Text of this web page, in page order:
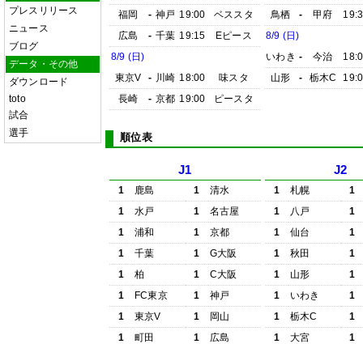
プレスリリース
ニュース
ブログ
データ・その他
ダウンロード
toto
試合
選手
福岡
- 神戸 19:00
ベススタ
広島
- 千葉 19:15
Eピース
8/9 (日)
東京V
- 川崎 18:00
味スタ
長崎
- 京都 19:00 ピースタ
鳥栖
- 甲府
8/9 (日)
いわき - 今治
山形
- 栃木C
順位表
J1
1 鹿島 1
清水
1
水戸 1
名古屋
1
浦和 1
京都
1
千葉 1
G大阪
1
柏 1
C大阪
1
FC東京 1
神戸
1
東京V 1
岡山
1
町田 1
広島
J2
1 札幌
1
1
八戸
1
1
仙台
1
1
秋田
1
1
山形
1
1
いわき
1
1
栃木C
1
1
大宮
1